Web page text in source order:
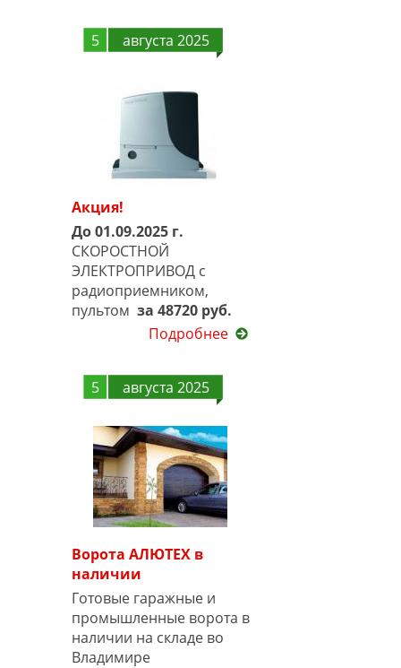
5 августа 2025
Акция!
До 01.09.2025 г.
СКОРОСТНОЙ
ЭЛЕКТРОПРИВОД с
радиоприемником,
пультом за 48720 руб.
Подробнее
5 августа 2025
Ворота АЛЮТЕХ в
наличии
Готовые гаражные и
промышленные ворота в
наличии на складе во
Владимире